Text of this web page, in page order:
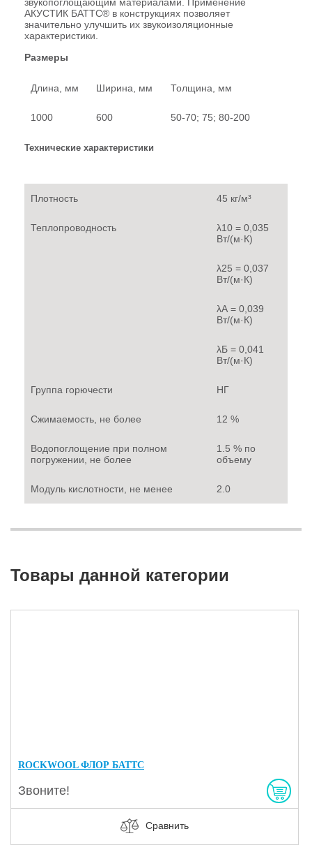
АКУСТИК БАТТС® в конструкциях позволяет
значительно улучшить их звукоизоляционные
характеристики.
Размеры
Длина, мм Ширина, мм Толщина, мм
1000 600 50-70; 75; 80-200
Технические характеристики
Плотность 45 кг/м³
Теплопроводность λ10 = 0,035
Вт/(м·К)
λ25 = 0,037
Вт/(м·К)
λА = 0,039
Вт/(м·К)
λБ = 0,041
Вт/(м·К)
Группа горючести НГ
Сжимаемость, не более 12 %
Водопоглощение при полном
погружении, не более
1.5 % по
объему
Модуль кислотности, не менее 2.0
Товары данной категории
ROCKWOOL ФЛОР БАТТС
Звоните!
Сравнить